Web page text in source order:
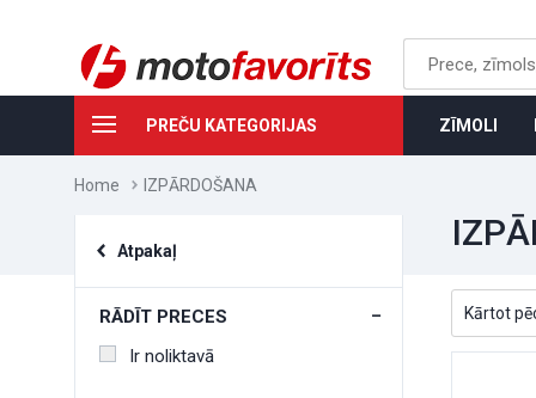
PREČU KATEGORIJAS ZĪMOLI
Home IZPĀRDOŠANA
Atpakaļ
RĀDĪT PRECES
Ir noliktavā